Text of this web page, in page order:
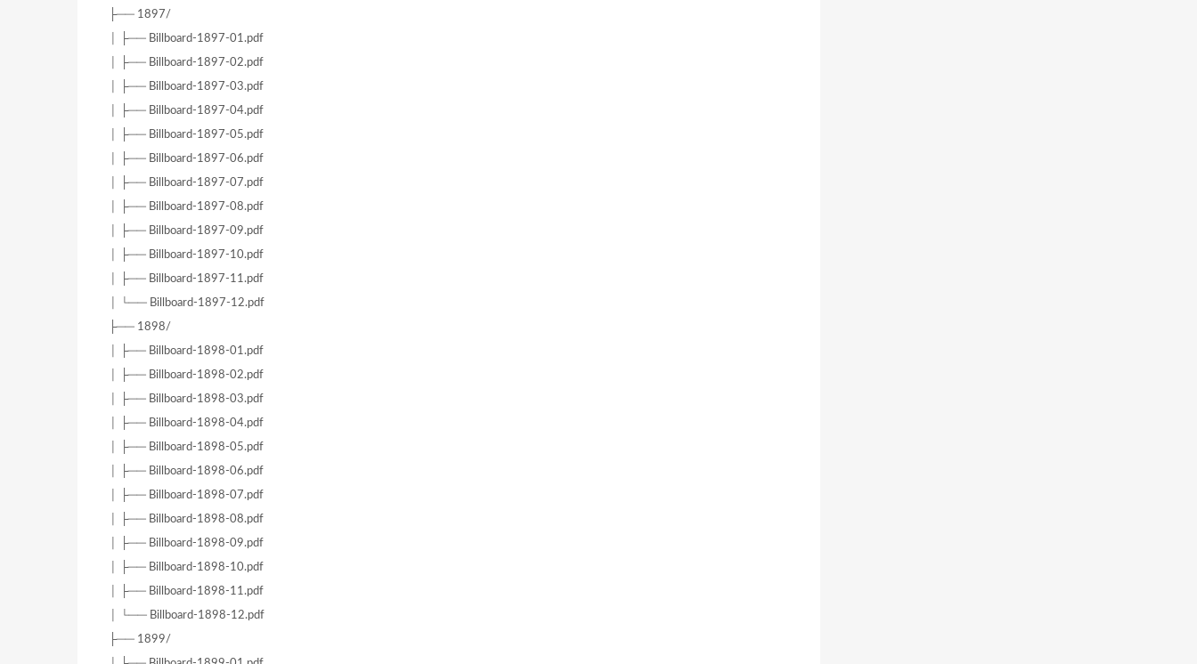
├── 1897/
│ ├── Billboard-1897-01.pdf
│ ├── Billboard-1897-02.pdf
│ ├── Billboard-1897-03.pdf
│ ├── Billboard-1897-04.pdf
│ ├── Billboard-1897-05.pdf
│ ├── Billboard-1897-06.pdf
│ ├── Billboard-1897-07.pdf
│ ├── Billboard-1897-08.pdf
│ ├── Billboard-1897-09.pdf
│ ├── Billboard-1897-10.pdf
│ ├── Billboard-1897-11.pdf
│ └── Billboard-1897-12.pdf
├── 1898/
│ ├── Billboard-1898-01.pdf
│ ├── Billboard-1898-02.pdf
│ ├── Billboard-1898-03.pdf
│ ├── Billboard-1898-04.pdf
│ ├── Billboard-1898-05.pdf
│ ├── Billboard-1898-06.pdf
│ ├── Billboard-1898-07.pdf
│ ├── Billboard-1898-08.pdf
│ ├── Billboard-1898-09.pdf
│ ├── Billboard-1898-10.pdf
│ ├── Billboard-1898-11.pdf
│ └── Billboard-1898-12.pdf
├── 1899/